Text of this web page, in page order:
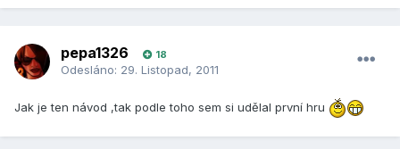
pepa1326 18
Odesláno: 29. Listopad, 2011
Jak je ten návod ,tak podle toho sem si udělal první hru